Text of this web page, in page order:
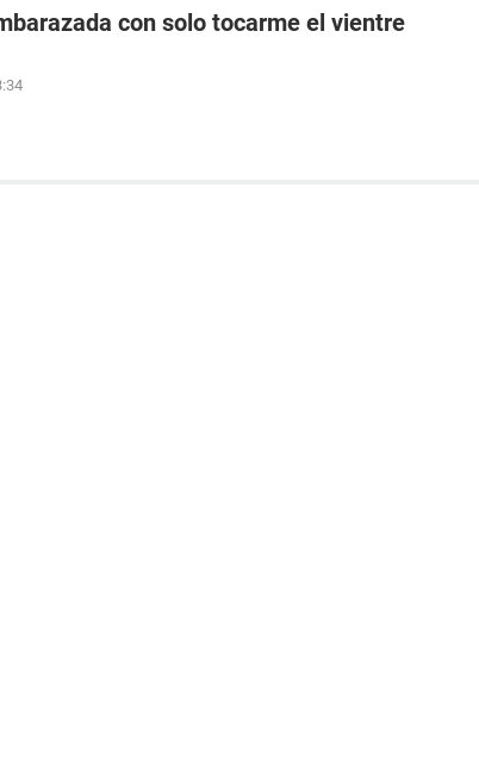
con solo tocarme el vientre